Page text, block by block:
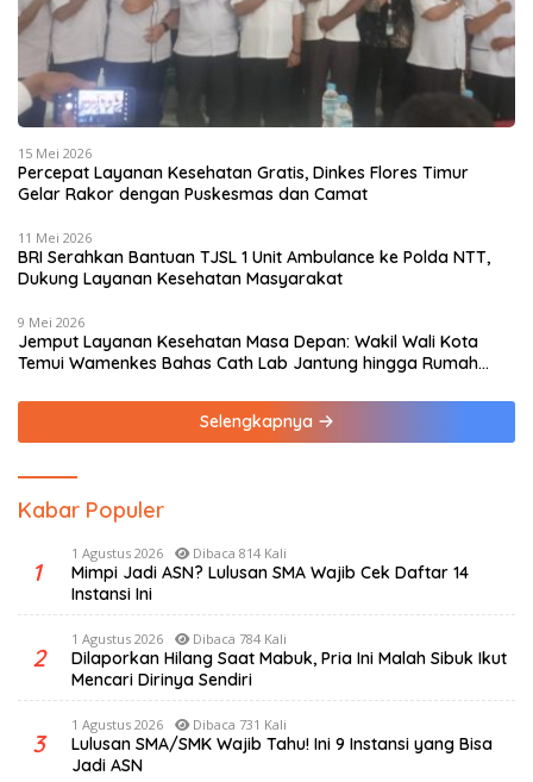
15 Mei 2026
Percepat Layanan Kesehatan Gratis, Dinkes Flores Timur
Gelar Rakor dengan Puskesmas dan Camat
11 Mei 2026
BRI Serahkan Bantuan TJSL 1 Unit Ambulance ke Polda NTT,
Dukung Layanan Kesehatan Masyarakat
9 Mei 2026
Jemput Layanan Kesehatan Masa Depan: Wakil Wali Kota
Temui Wamenkes Bahas Cath Lab Jantung hingga Rumah
Selengkapnya
Kabar Populer
1
1 Agustus 2026 Dibaca 814 Kali
Mimpi Jadi ASN? Lulusan SMA Wajib Cek Daftar 14
Instansi Ini
2
1 Agustus 2026 Dibaca 784 Kali
Dilaporkan Hilang Saat Mabuk, Pria Ini Malah Sibuk Ikut
Mencari Dirinya Sendiri
3
1 Agustus 2026 Dibaca 731 Kali
Lulusan SMA/SMK Wajib Tahu! Ini 9 Instansi yang Bisa
Jadi ASN